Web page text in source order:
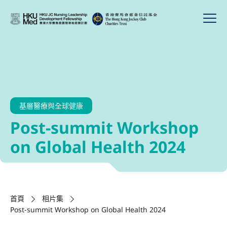
基層醫療與全球健康
Post-summit Workshop
on Global Health 2024
首頁
相片集
Post-summit Workshop on Global Health 2024